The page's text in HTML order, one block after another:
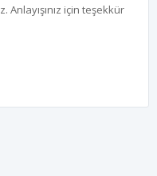
için teşekkür